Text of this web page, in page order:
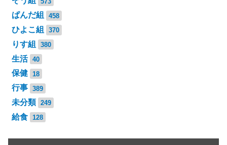
ぱんだ組 458
ひよこ組 370
りす組 380
生活 40
保健 18
行事 389
未分類 249
給食 128